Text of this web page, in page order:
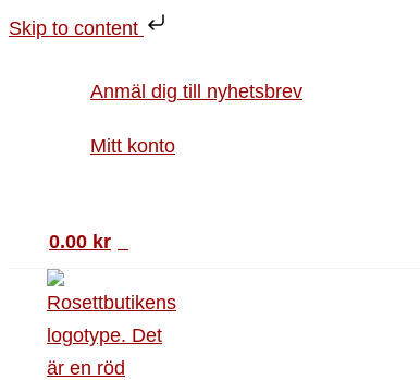
Skip to content
Hoppa
Anmäl dig till nyhetsbrev
Mitt konto
0.00 kr
Stjärnbollsrosett